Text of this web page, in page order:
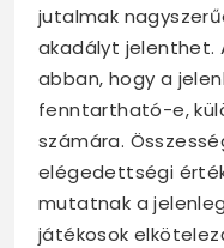
jutalmak
akadályt jelenthet.
abban, hogy a
fenntartható-e,
számára.
elégedettségi
mutatnak a
játékosok